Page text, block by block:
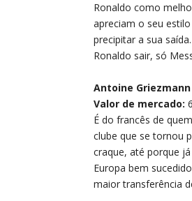
Ronaldo como
apreciam o seu
precipitar a sua
Ronaldo sair, só
Antoine
Valor de mercado:
É do francês de
clube que se tornou
craque, até porque
Europa bem
maior transferência